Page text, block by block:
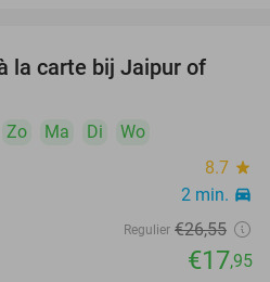
32%
la carte bij Jaipur of
Zo Ma Di
Wo
8.7 star
2 min. directions_car
Regulier €26,55
€17,95